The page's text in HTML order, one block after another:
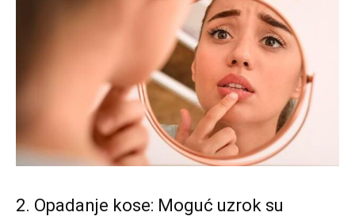
2. Opadanje kose: Moguć uzrok su